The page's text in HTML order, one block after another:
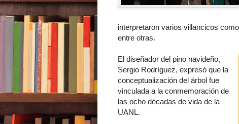
interpretaron varios villancicos como
entre otras.
El diseñador del pino navideño,
Sergio Rodríguez, expresó que la
conceptualización del árbol fue
vinculada a la conmemoración de
las ocho décadas de vida de la
UANL.